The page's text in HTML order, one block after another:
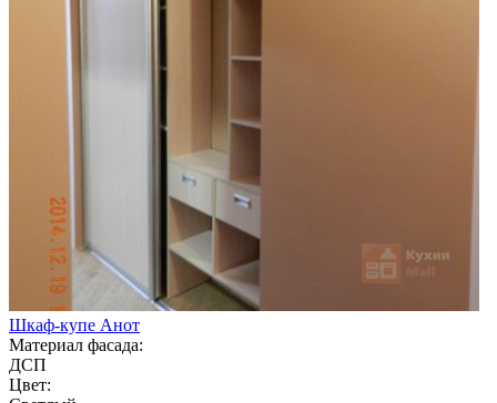
Шкаф-купе Анот
Материал фасада:
ДСП
Цвет: